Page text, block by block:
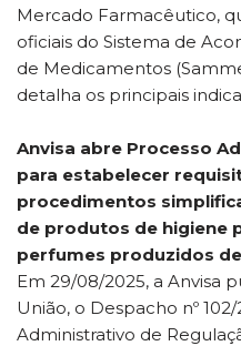
Mercado Farmacêutico,
oficiais do Sistema de
de Medicamentos
detalha os principais
Anvisa abre Processo
para estabelecer
procedimentos
de produtos de higiene
perfumes produzidos
Em 29/08/2025, a Anvisa
União, o Despacho nº
Administrativo de